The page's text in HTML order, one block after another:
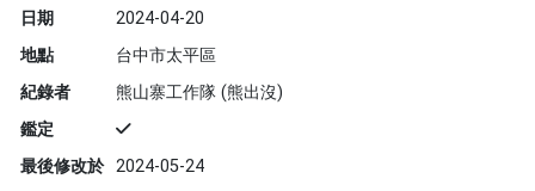
日期
2024-04-20
地點
台中市太平區
紀錄者
熊山寨工作隊 (熊出沒)
鑑定
最後修改於 2024-05-24